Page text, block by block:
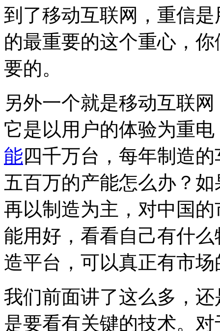
到了移动互联网，重信
的最重要的这个重心，
要的。
另外一个就是移动互联
它是以用户的体验为重
能四千万台，每年制造
五百万的产能怎么办？
再以制造为主，对中国
能用好，看看自己有什
造平台，可以真正有市
我们前面讲了这么多，
是要看有关键的技术。